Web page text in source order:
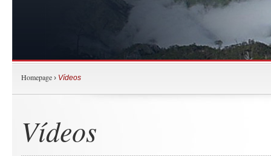
Homepage › Vídeos
Vídeos